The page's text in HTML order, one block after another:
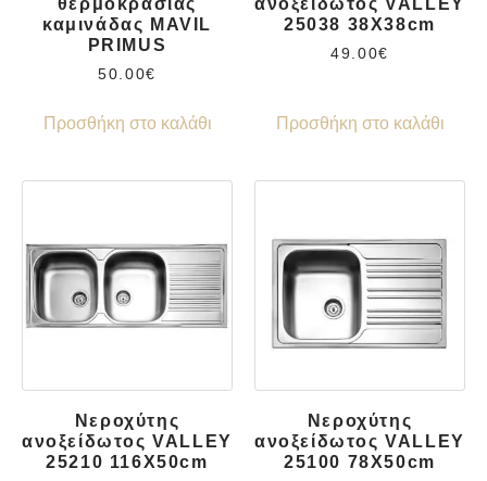
καμινάδας MAVIL
PRIMUS
50.00€
Προσθήκη στο καλάθι
25038 38X38cm
49.00€
Προσθήκη στο καλάθι
Νεροχύτης
ανοξείδωτος VALLEY
25210 116X50cm
Νεροχύτης
ανοξείδωτος VALLEY
25100 78X50cm